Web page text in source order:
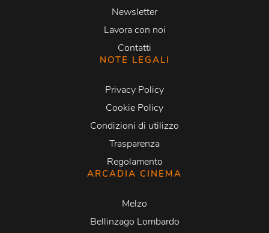
Newsletter
Lavora con noi
Contatti
NOTE LEGALI
Privacy Policy
Cookie Policy
Condizioni di utilizzo
Trasparenza
Regolamento
ARCADIA CINEMA
Melzo
Bellinzago Lombardo